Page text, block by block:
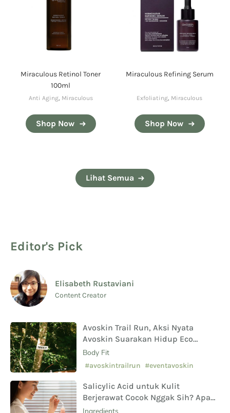
Miraculous Retinol Toner
100ml
Anti Aging, Miraculous
Shop Now
Miraculous Refining Serum
Exfoliating, Miraculous
Shop Now
Lihat Semua
Editor's Pick
Elisabeth Rustaviani
Content Creator
Avoskin Trail Run, Aksi Nyata
Avoskin Suarakan Hidup Eco
Conscious
Body Fit
#avoskintrailrun #eventavoskin
Salicylic Acid untuk Kulit
Berjerawat Cocok Nggak Sih? Apa
Saja Manfaat Hingga Efek